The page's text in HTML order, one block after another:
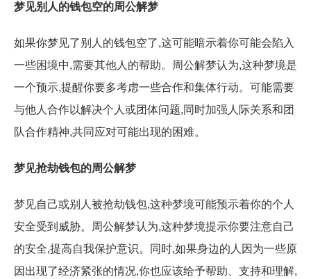
梦见别人的钱包空的周公解梦
如果你梦见了别人的钱包空了,这可能暗示着你可能会陷入
一些困境中,需要其他人的帮助。周公解梦认为,这种梦境是
一个预示,提醒你要多考虑一些合作和集体行动。可能需要
与他人合作以解决个人或团体问题,同时加强人际关系和团
队合作精神,共同应对可能出现的困难。
梦见抢劫钱包的周公解梦
梦见自己或别人被抢劫钱包,这种梦境可能预示着你的个人
安全受到威胁。周公解梦认为,这种梦境提示你要注意自己
的安全,提高自我保护意识。同时,如果身边的人因为一些原
因出现了经济紧张的情况,你也应该给予帮助、支持和理解,